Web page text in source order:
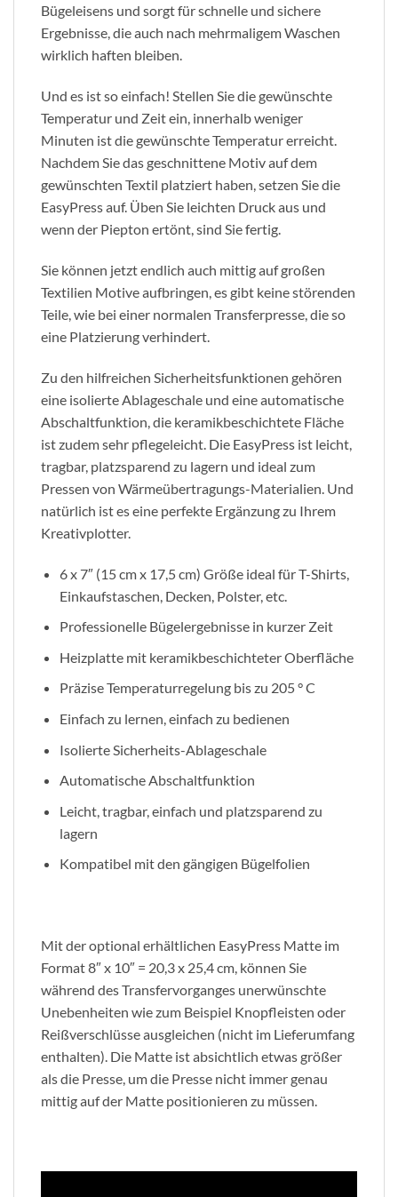
Bügeleisens und sorgt für schnelle und sichere
Ergebnisse, die auch nach mehrmaligem Waschen
wirklich haften bleiben.
Und es ist so einfach! Stellen Sie die gewünschte
Temperatur und Zeit ein, innerhalb weniger
Minuten ist die gewünschte Temperatur erreicht.
Nachdem Sie das geschnittene Motiv auf dem
gewünschten Textil platziert haben, setzen Sie die
EasyPress auf. Üben Sie leichten Druck aus und
wenn der Piepton ertönt, sind Sie fertig.
Sie können jetzt endlich auch mittig auf großen
Textilien Motive aufbringen, es gibt keine störenden
Teile, wie bei einer normalen Transferpresse, die so
eine Platzierung verhindert.
Zu den hilfreichen Sicherheitsfunktionen gehören
eine isolierte Ablageschale und eine automatische
Abschaltfunktion, die keramikbeschichtete Fläche
ist zudem sehr pflegeleicht. Die EasyPress ist leicht,
tragbar, platzsparend zu lagern und ideal zum
Pressen von Wärmeübertragungs-Materialien. Und
natürlich ist es eine perfekte Ergänzung zu Ihrem
Kreativplotter.
6 x 7″ (15 cm x 17,5 cm) Größe ideal für T-Shirts,
Einkaufstaschen, Decken, Polster, etc.
Professionelle Bügelergebnisse in kurzer Zeit
Heizplatte mit keramikbeschichteter Oberfläche
Präzise Temperaturregelung bis zu 205 ° C
Einfach zu lernen, einfach zu bedienen
Isolierte Sicherheits-Ablageschale
Automatische Abschaltfunktion
Leicht, tragbar, einfach und platzsparend zu
lagern
Kompatibel mit den gängigen Bügelfolien
Mit der optional erhältlichen EasyPress Matte im
Format 8″ x 10″ = 20,3 x 25,4 cm, können Sie
während des Transfervorganges unerwünschte
Unebenheiten wie zum Beispiel Knopfleisten oder
Reißverschlüsse ausgleichen (nicht im Lieferumfang
enthalten). Die Matte ist absichtlich etwas größer
als die Presse, um die Presse nicht immer genau
mittig auf der Matte positionieren zu müssen.